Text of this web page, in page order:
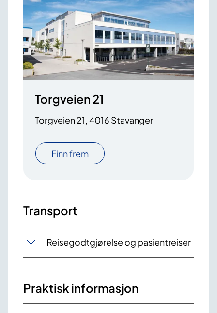
Torgveien 21
Torgveien 21, 4016 Stavanger
Finn frem
Transport
Reisegodtgjørelse og pasientreiser
Praktisk informasjon